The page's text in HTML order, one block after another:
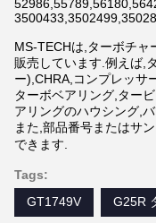
MS-TECHは,ターボチャ
販売しています.例えば,
ー),CHRA,コンプレッサ
ターボベアリング,ター
アリングのハウシング,
また,部品番号またはサ
できます.
Tags:
GT1749V
G25R